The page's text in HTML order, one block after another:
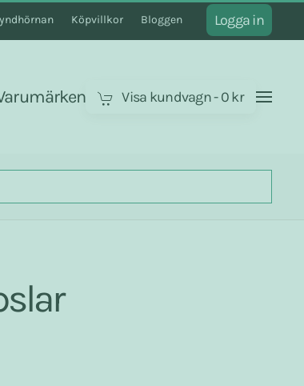
Köpvillkor Bloggen Logga in
Visa kundvagn-0 kr